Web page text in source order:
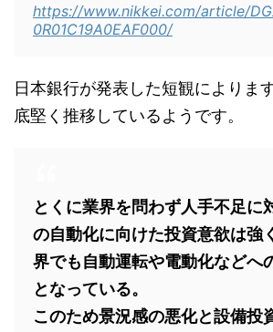
https://www.nikkei.com/article/
0R01C19A0EAF000/
日本銀行が発表した短観によりま
底堅く推移しているようです。
とくに業界を問わず人手不足に
の自動化に向けた投資意欲は強
界でも自動運転や電動化などへ
となっている。
このため景況感の悪化と設備投